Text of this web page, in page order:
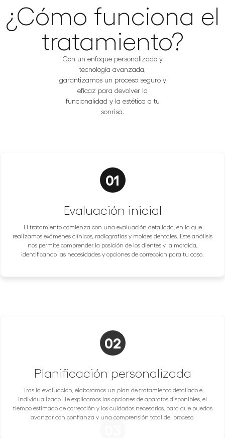
¿Cómo funciona el
tratamiento?
Con un enfoque personalizado y
tecnología avanzada,
garantizamos un proceso seguro y
eficaz para devolver la
funcionalidad y la estética a tu
sonrisa.
01
Evaluación inicial
El tratamiento comienza con una evaluación detallada, en la que
realizamos exámenes clínicos, radiografías y moldes dentales. Este análisis
nos permite comprender la posición de los dientes y la mordida,
identificando las necesidades y opciones de corrección para tu caso.
02
Planificación personalizada
Tras la evaluación, elaboramos un plan de tratamiento detallado e
individualizado. Te explicamos las opciones de aparatos disponibles, el
tiempo estimado de corrección y los cuidados necesarios, para que puedas
avanzar con confianza y una comprensión total del proceso.